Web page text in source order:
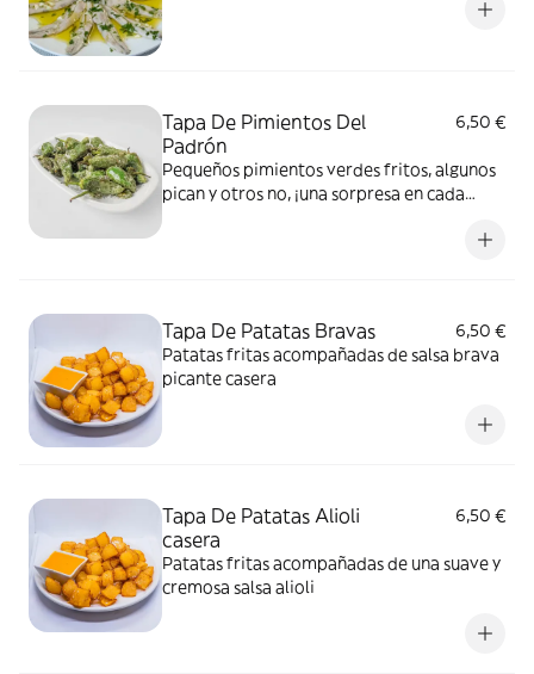
Tapa De Pimientos Del
Padrón
6,50 €
Pequeños pimientos verdes fritos, algunos
pican y otros no, ¡una sorpresa en cada
Tapa De Patatas Bravas
6,50 €
Patatas fritas acompañadas de salsa brava
picante casera
Tapa De Patatas Alioli
casera
6,50 €
Patatas fritas acompañadas de una suave y
cremosa salsa alioli